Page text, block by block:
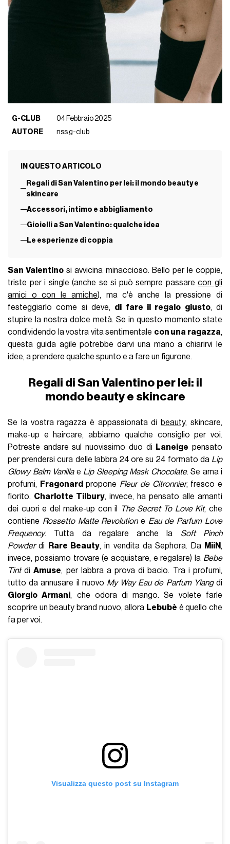
G-CLUB
04 Febbraio 2025
AUTORE
nss g-club
IN QUESTO ARTICOLO
Regali di San Valentino per lei: il mondo beauty e
skincare
Accessori, intimo e abbigliamento
Gioielli a San Valentino: qualche idea
Le esperienze di coppia
San Valentino si avvicina minaccioso. Bello per le coppie,
triste per i single (anche se si può sempre passarecon gli
amici o con le amiche), ma c'è anche la pressione di
festeggiarlo come si deve, di fare il regalo giusto, di
stupire la nostra dolce metà. Se in questo momento state
condividendo la vostra vita sentimentale con una ragazza,
questa guida agile potrebbe darvi una mano a chiarirvi le
idee, a prendere qualche spunto e a fare un figurone.
Regali di San Valentino per lei: il
mondo beauty e skincare
Se la vostra ragazza è appassionata di beauty, skincare,
make-up e haircare, abbiamo qualche consiglio per voi.
Potreste andare sul nuovissimo duo di
Laneige pensato
per prendersi cura delle labbra 24 ore su 24 formato da Lip
Glowy Balm Vanillae Lip Sleeping Mask Chocolate. Se ama i
profumi,
Fragonard propone Fleur de Citronnier, fresco e
fiorito. Charlotte Tilbury, invece, ha pensato alle amanti
dei cuori e del make-up con il
The Secret To Love Kit, che
contiene Rossetto Matte Revolutione Eau de Parfum Love
Frequency. Tutta da regalare anche la Soft Pinch
Powderdi Rare Beauty, in vendita da Sephora. Da MiiN,
invece, possiamo trovare (e acquistare, e regalare) la Bebe
TintdiAmuse, per labbra a prova di bacio. Tra i profumi,
tutto da annusare il nuovo My Way Eau de Parfum Ylangdi
Giorgio Armani, che odora di mango. Se volete farle
scoprire un beauty brand nuovo, allora Lebubè è quello che
fa per voi.
Visualizza questo post su Instagram